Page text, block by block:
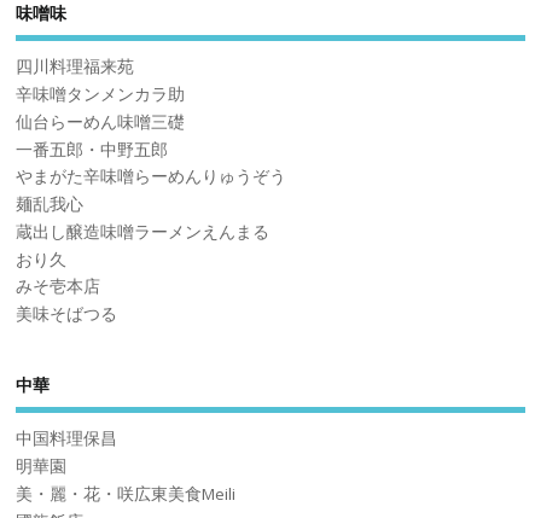
味噌味
四川料理福来苑
辛味噌タンメンカラ助
仙台らーめん味噌三礎
一番五郎・中野五郎
やまがた辛味噌らーめんりゅうぞう
麺乱我心
蔵出し醸造味噌ラーメンえんまる
おり久
みそ壱本店
美味そばつる
中華
中国料理保昌
明華園
美・麗・花・咲広東美食Meili